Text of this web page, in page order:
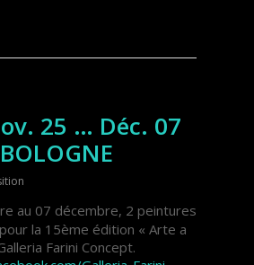
25 … Déc. 07
au 07 décembre, 2 peintures
la 15ème édition « Arte a
Farini Concept.